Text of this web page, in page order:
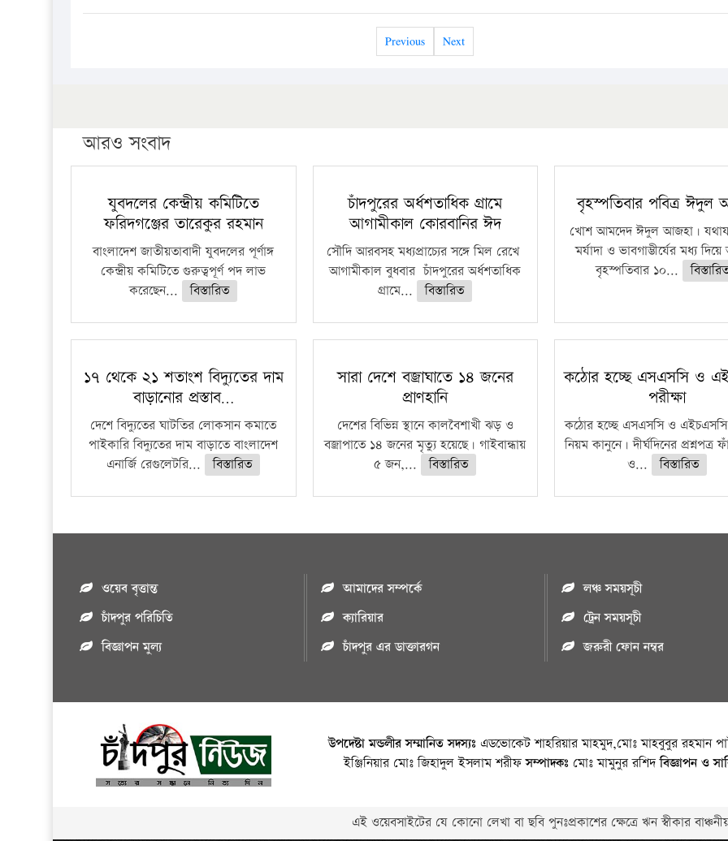
Previous Next
আরও সংবাদ
যুবদলের কেন্দ্রীয় কমিটিতে
ফরিদগঞ্জের তারেকুর রহমান
বাংলাদেশ জাতীয়তাবাদী যুবদলের পূর্ণাঙ্গ
কেন্দ্রীয় কমিটিতে গুরুত্বপূর্ণ পদ লাভ
করেছেন...
বিস্তারিত
চাঁদপুরের অর্ধশতাধিক গ্রামে
আগামীকাল কোরবানির ঈদ
সৌদি আরবসহ মধ্যপ্রাচ্যের সঙ্গে মিল রেখে
আগামীকাল বুধবার চাঁদপুরের অর্ধশতাধিক
গ্রামে...
বিস্তারিত
বৃহস্পতিবার পবিত্র ঈদুল
খোশ আমদেদ ঈদুল আজহা।
মর্যাদা ও ভাবগাম্ভীর্যের মধ্য
বৃহস্পতিবার ১০...
১৭ থেকে ২১ শতাংশ বিদ্যুতের দাম
বাড়ানোর প্রস্তাব…
দেশে বিদ্যুতের ঘাটতির লোকসান কমাতে
পাইকারি বিদ্যুতের দাম বাড়াতে বাংলাদেশ
এনার্জি রেগুলেটরি...
বিস্তারিত
সারা দেশে বজ্রাঘাতে ১৪ জনের
প্রাণহানি
দেশের বিভিন্ন স্থানে কালবৈশাখী ঝড় ও
বজ্রাপাতে ১৪ জনের মৃত্যু হয়েছে। গাইবান্ধায়
৫ জন,...
বিস্তারিত
কঠোর হচ্ছে এসএসসি ও
পরীক্ষা
কঠোর হচ্ছে এসএসসি ও এইচএসসি
নিয়ম কানুনে। দীর্ঘদিনের
ও...
বিস্তারিত
ওয়েব বৃত্তান্ত
চাঁদপুর পরিচিতি
বিজ্ঞাপন মুল্য
আমাদের সম্পর্কে
ক্যারিয়ার
চাঁদপুর এর ডাক্তারগন
লঞ্চ সময়সূচী
ট্রেন সময়সূচী
জরুরী ফোন নম্বর
উপদেষ্টা মন্ডলীর সম্মানিত সদস্যঃ এডভোকেট শাহরিয়ার মাহমুদ,মোঃ মাহবুবুর রহমান
ইঞ্জিনিয়ার মোঃ জিহাদুল ইসলাম শরীফসম্পাদকঃ মোঃ মামুনুর রশিদবিজ্ঞাপন ও
এই ওয়েবসাইটের যে কোনো লেখা বা ছবি পুনঃপ্রকাশের ক্ষেত্রে ঋন স্বীকার